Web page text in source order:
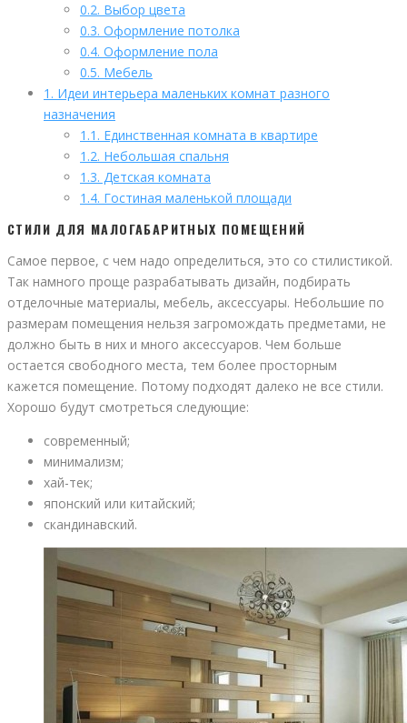
0.2. Выбор цвета
0.3. Оформление потолка
0.4. Оформление пола
0.5. Мебель
1. Идеи интерьера маленьких комнат разного
назначения
1.1. Единственная комната в квартире
1.2. Небольшая спальня
1.3. Детская комната
1.4. Гостиная маленькой площади
СТИЛИ ДЛЯ МАЛОГАБАРИТНЫХ ПОМЕЩЕНИЙ
Самое первое, с чем надо определиться, это со стилистикой.
Так намного проще разрабатывать дизайн, подбирать
отделочные материалы, мебель, аксессуары. Небольшие по
размерам помещения нельзя загромождать предметами, не
должно быть в них и много аксессуаров. Чем больше
остается свободного места, тем более просторным
кажется помещение. Потому подходят далеко не все стили.
Хорошо будут смотреться следующие:
современный;
минимализм;
хай-тек;
японский или китайский;
скандинавский.